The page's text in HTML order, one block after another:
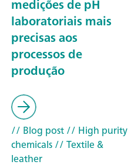
medições de pH
laboratoriais mais
precisas aos
processos de
produção
// Blog post// High purity
chemicals// Textile &
leather